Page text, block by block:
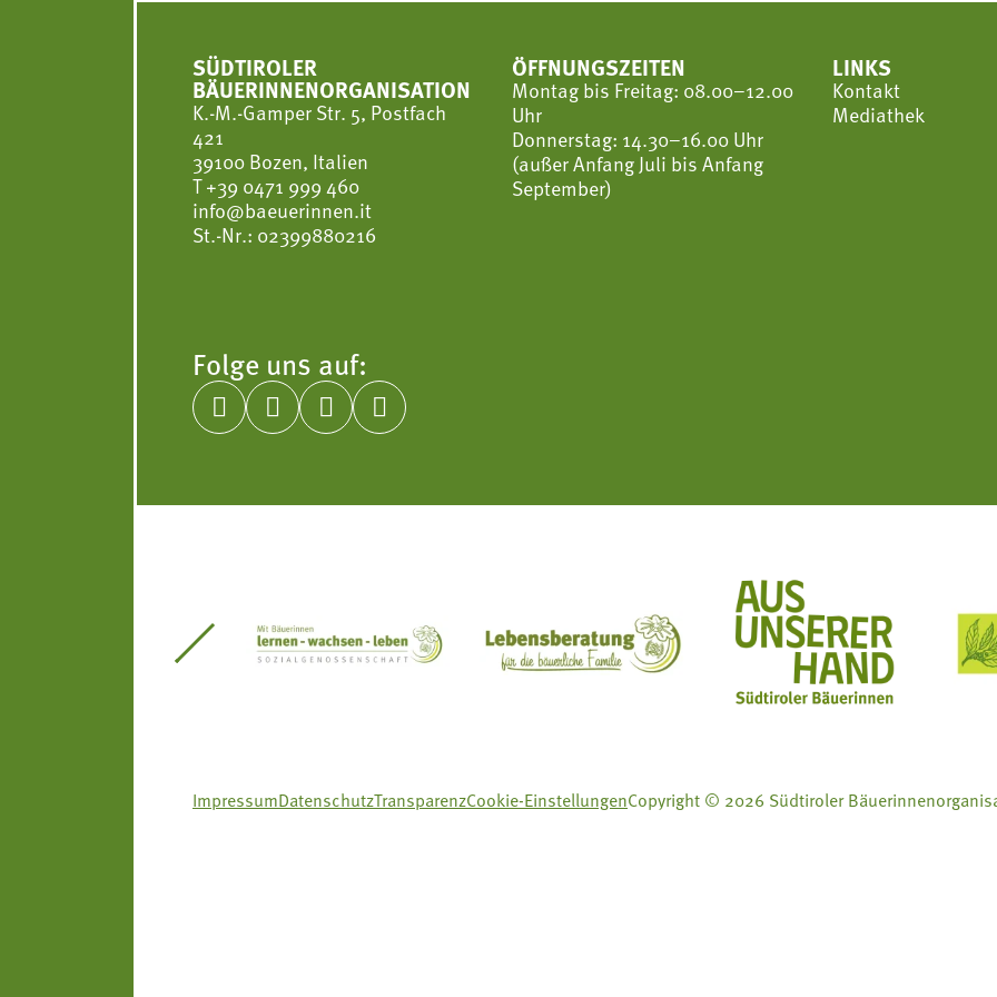
SÜDTIROLER
BÄUERINNENORGANISATION
K.-M.-Gamper Str. 5, Postfach
421
39100 Bozen, Italien
T+39 0471 999 460
info@baeuerinnen.it
St.-Nr.: 02399880216
ÖFFNUNGSZEITEN
Montag bis Freitag: 08.00–12.00
Uhr
Donnerstag: 14.30–16.00 Uhr
(außer Anfang Juli bis Anfang
September)
LINKS
Kontakt
Mediathek
Folge uns auf:
   
Südtiroler Gärtnervereinigung Sozialgenossenschaft Mit Bäuerinnen lernen - wachsen - leben
Lebensberatung für die bäuerliche Familie
Aus unserer Hand
ImpressumDatenschutzTransparenzCookie-EinstellungenCopyright © 2026 Südtiroler